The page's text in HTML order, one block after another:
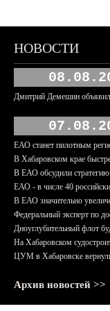
НОВОСТИ
Дмитрий Демешин
ЕАО станет пилотным
В Хабаровском крае
В ЕАО обсудили стратегию
ЕАО - в числе 40
В ЕАО значительно
Федеральный эксперт по
Дноуглубительный флот
На Хабаровском
ЦУМ в Хабаровске
Архив новостей >>